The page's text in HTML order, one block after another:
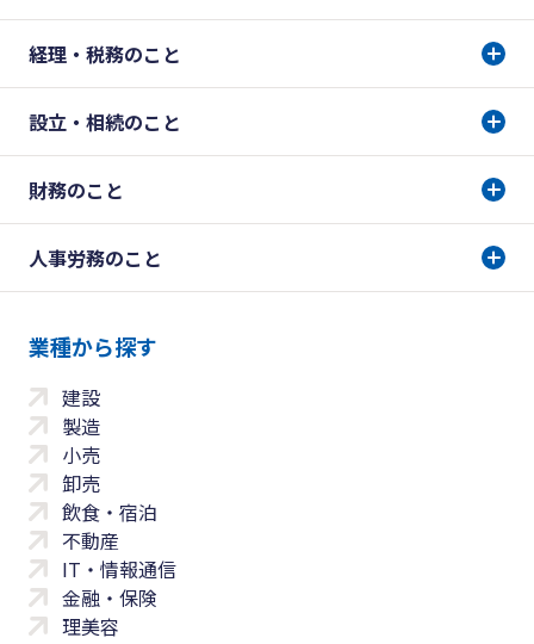
経理・税務のこと
設立・相続のこと
財務のこと
人事労務のこと
業種から探す
建設
製造
小売
卸売
飲食・宿泊
不動産
IT・情報通信
金融・保険
理美容